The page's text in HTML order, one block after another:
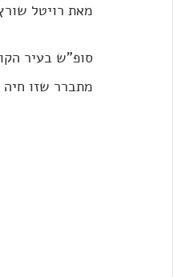
מאת רויטל
סופ"ש בעיר
מתברר שזו